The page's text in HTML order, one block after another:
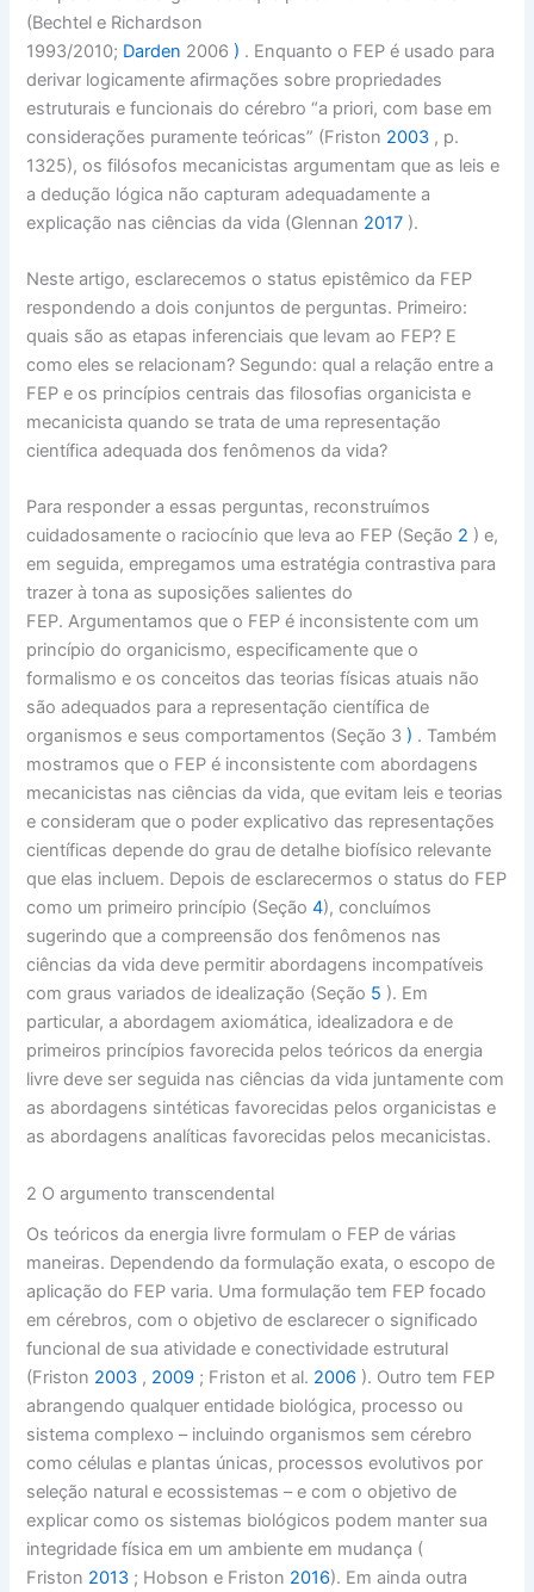
(Bechtel e Richardson
1993/2010; Darden 2006) . Enquanto o FEP é usado para
derivar logicamente afirmações sobre propriedades
estruturais e funcionais do cérebro “a priori, com base em
considerações puramente teóricas” (Friston 2003 , p.
1325), os filósofos mecanicistas argumentam que as leis e
a dedução lógica não capturam adequadamente a
explicação nas ciências da vida (Glennan 2017 ).
Neste artigo, esclarecemos o status epistêmico da FEP
respondendo a dois conjuntos de perguntas. Primeiro:
quais são as etapas inferenciais que levam ao FEP? E
como eles se relacionam? Segundo: qual a relação entre a
FEP e os princípios centrais das filosofias organicista e
mecanicista quando se trata de uma representação
científica adequada dos fenômenos da vida?
Para responder a essas perguntas, reconstruímos
cuidadosamente o raciocínio que leva ao FEP (Seção 2 ) e,
em seguida, empregamos uma estratégia contrastiva para
trazer à tona as suposições salientes do
FEP. Argumentamos que o FEP é inconsistente com um
princípio do organicismo, especificamente que o
formalismo e os conceitos das teorias físicas atuais não
são adequados para a representação científica de
organismos e seus comportamentos (Seção 3) . Também
mostramos que o FEP é inconsistente com abordagens
mecanicistas nas ciências da vida, que evitam leis e teorias
e consideram que o poder explicativo das representações
científicas depende do grau de detalhe biofísico relevante
que elas incluem. Depois de esclarecermos o status do FEP
como um primeiro princípio (Seção4), concluímos
sugerindo que a compreensão dos fenômenos nas
ciências da vida deve permitir abordagens incompatíveis
com graus variados de idealização (Seção 5 ). Em
particular, a abordagem axiomática, idealizadora e de
primeiros princípios favorecida pelos teóricos da energia
livre deve ser seguida nas ciências da vida juntamente com
as abordagens sintéticas favorecidas pelos organicistas e
as abordagens analíticas favorecidas pelos mecanicistas.
2 O argumento transcendental
Os teóricos da energia livre formulam o FEP de várias
maneiras. Dependendo da formulação exata, o escopo de
aplicação do FEP varia. Uma formulação tem FEP focado
em cérebros, com o objetivo de esclarecer o significado
funcional de sua atividade e conectividade estrutural
(Friston 2003 , 2009 ; Friston et al. 2006 ). Outro tem FEP
abrangendo qualquer entidade biológica, processo ou
sistema complexo – incluindo organismos sem cérebro
como células e plantas únicas, processos evolutivos por
seleção natural e ecossistemas – e com o objetivo de
explicar como os sistemas biológicos podem manter sua
integridade física em um ambiente em mudança (
Friston 2013 ; Hobson e Friston 2016). Em ainda outra